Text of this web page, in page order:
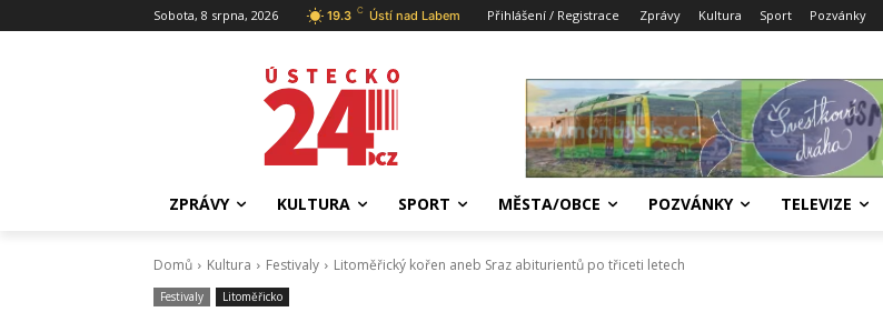
Sobota, 8 srpna, 2026 19.3 C Ústí nad Labem Přihlášení / Registrace Zprávy Kultura Sport Pozvánky
ZPRÁVY KULTURA SPORT MĚSTA/OBCE POZVÁNKY TELEVIZE
Domů Kultura Festivaly Litoměřický kořen aneb Sraz abiturientů po třiceti letech
Festivaly Litoměřicko